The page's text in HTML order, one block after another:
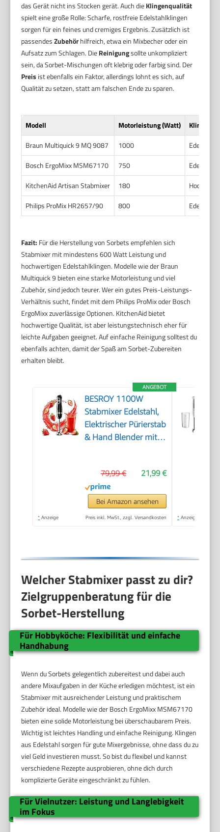
das Gerät nicht ins Stocken gerät. Auch dieKlingenqualität
spielt eine große Rolle: Scharfe, rostfreie Edelstahlklingen
sorgen für ein feines und cremiges Ergebnis. Zusätzlich ist
passendesZubehörhilfreich, etwa ein Mixbecher oder ein
Aufsatz zum Schlagen. DieReinigungsollte unkompliziert
sein, da Sorbet-Mischungen oft klebrig oder farbig sind. Der
Preis ist ebenfalls ein Faktor, allerdings lohnt es sich, auf
Qualität zu setzen, statt am falschen Ende zu sparen.
Modell Motorleistung (Watt)
Braun Multiquick 9 MQ 9087
1000
Bosch ErgoMixx MSM67170
750
KitchenAid Artisan Stabmixer
180
Philips ProMix HR2657/90
800
Fazit: Für die Herstellung von Sorbets empfehlen sich
Stabmixer mit mindestens 600 Watt Leistung und
hochwertigen Edelstahlklingen. Modelle wie der Braun
Multiquick 9 bieten eine starke Motorleistung und viel
Zubehör, sind jedoch teurer. Wer ein gutes Preis-Leistungs-
Verhältnis sucht, findet mit dem Philips ProMix oder Bosch
ErgoMixx zuverlässige Optionen. KitchenAid bietet
hochwertige Qualität, ist aber leistungstechnisch eher für
leichte Aufgaben geeignet. Auf einfache Reinigung solltest du
ebenfalls achten, damit der Spaß am Sorbet-Zubereiten
erhalten bleibt.
ANGEBOT
BESROY 1100W
Stabmixer Edelstahl,
Elektrischer Pürierstab
& Hand Blender mit 2
Spülmaschinenfest,
Food Processor für
Babynahrung,
Smoothies & Suppen
21,99 €
79,99 €
Bei Amazon ansehen
* Anzeige Preis inkl. MwSt., zzgl. Versandkosten * Anzeige
Welcher Stabmixer passt zu dir?
Zielgruppenberatung für die
Sorbet-Herstellung
Für Hobbyköche: Flexibilität und einfache
Handhabung
Wenn du Sorbets gelegentlich zubereitest und dabei auch
andere Mixaufgaben in der Küche erledigen möchtest, ist ein
Stabmixer mit ausreichender Leistung und praktischem
Zubehör ideal. Modelle wie der Bosch ErgoMixx MSM67170
bieten eine solide Motorleistung bei überschaubarem Preis.
Wichtig ist leichtes Handling und einfache Reinigung. Klingen
aus Edelstahl sorgen für gute Mixergebnisse, ohne dass du zu
viel Geld investieren musst. So bist du flexibel und kannst
verschiedene Rezepte ausprobieren, ohne dich durch
komplizierte Geräte eingeschränkt zu fühlen.
Für Vielnutzer: Leistung und Langlebigkeit
im Fokus